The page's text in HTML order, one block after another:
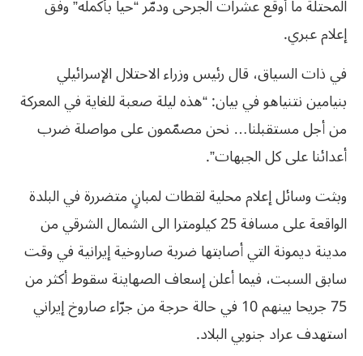
المحتلة ما أوقع عشرات الجرحى ودمّر “حيا بأكمله” وفق
إعلام عبري.
في ذات السياق، قال رئيس وزراء الاحتلال الإسرائيلي
بنيامين نتنياهو في بيان: “هذه ليلة صعبة للغاية في المعركة
من أجل مستقبلنا… نحن مصمّمون على مواصلة ضرب
أعدائنا على كل الجبهات”.
وبثت وسائل إعلام محلية لقطات لمبانٍ متضررة في البلدة
الواقعة على مسافة 25 كيلومترا الى الشمال الشرقي من
مدينة ديمونة التي أصابتها ضربة صاروخية إيرانية في وقت
سابق السبت، فيما أعلن إسعاف الصهاينة سقوط أكثر من
75 جريحا بينهم 10 في حالة حرجة من جرّاء صاروخ إيراني
استهدف عراد جنوبي البلاد.